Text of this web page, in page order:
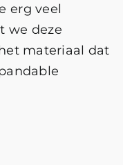
erg veel
we deze
materiaal dat